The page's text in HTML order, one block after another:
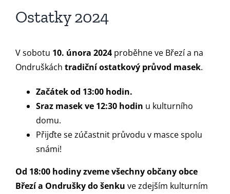
Ostatky 2024
V sobotu 10. února 2024 proběhne ve Březí a na
Ondruškách tradiční ostatkový průvod masek.
Začátek od 13:00 hodin.
Sraz masek ve 12:30 hodin u kulturního
domu.
Přijďte se zúčastnit průvodu v masce spolu
snámi!
Od 18:00 hodinyzveme všechny občany obce
Březí a Ondrušky do šenku ve zdejším kulturním